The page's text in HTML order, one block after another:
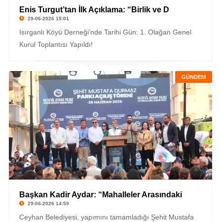
Enis Turgut’tan İlk Açıklama: “Birlik ve D
29-06-2026 15:01
Isırganlı Köyü Derneği’nde Tarihi Gün: 1. Olağan Genel
Kurul Toplantısı Yapıldı!
GÜNDEM
Başkan Kadir Aydar: “Mahalleler Arasındaki
29-06-2026 14:59
Ceyhan Belediyesi, yapımını tamamladığı Şehit Mustafa